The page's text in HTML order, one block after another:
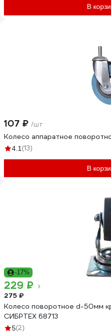
В
107 ₽ /шт
Колесо аппаратное
4.1 (13)
В
-17%
229 ₽
275 ₽
Колесо поворотное d-50мм
СИБРТЕХ 68713
5(2)